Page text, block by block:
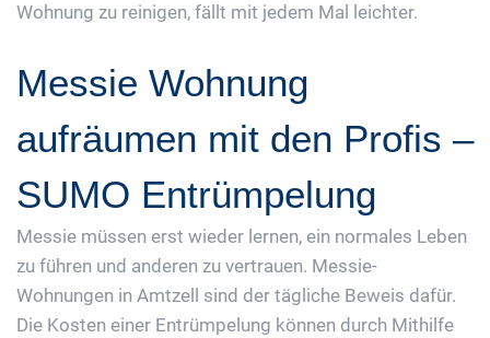
Wohnung zu reinigen, fällt mit jedem Mal leichter.
Messie Wohnung
aufräumen mit den Profis –
SUMO Entrümpelung
Messie müssen erst wieder lernen, ein normales Leben
zu führen und anderen zu vertrauen. Messie-
Wohnungen in Amtzell sind der tägliche Beweis dafür.
Die Kosten einer Entrümpelung können durch Mithilfe